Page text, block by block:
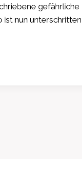
gefährliche
ist nun